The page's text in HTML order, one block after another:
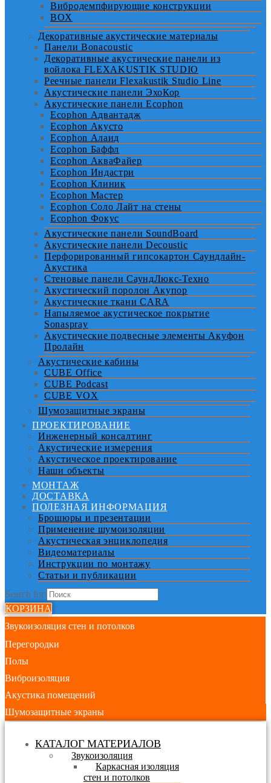
Вибродемпфирующие конструкции
BOX
Декоративные акустические материалы
Панели Bonacoustic
Декоративные акустические панели из
войлока FLEXAKUSTIK STUDIO
Реечные панели Flexakustik Studio Line
Акустические панели ЭхоКор
Акустические панели Ecophon
Ecophon Адвантадж
Ecophon Акусто
Ecophon Алаид
Ecophon Баффл
Ecophon АкваФайер
Ecophon Индастри
Ecophon Клиник
Ecophon Мастер
Ecophon Соло Лайт на стены
Ecophon Фокус
Акустические панели SoundBoard
Акустические панели Decoustic
Перфорированный гипсокартон Саундлайн-
Акустика
Стеновые панели СаундЛюкс-Техно
Акустический поролон Акупор
Акустические ткани CARA
Напыляемое акустическое покрытие
Sonaspray
Акустические подвесные элементы Акуфон
Пролайн
Акустические кабины
CUBE Office
CUBE Podcast
CUBE VOX
Шумозащитные экраны
ПРОЕКТИРОВАНИЕ
Инженерный консалтинг
Акустические измерения
Акустическое проектирование
Наши объекты
МОНТАЖ
ДОСТАВКА
ПОЛЕЗНАЯ ИНФОРМАЦИЯ
Брошюры и презентации
Применение шумоизоляции
Акустическая энциклопедия
Видеоматериалы
Инструкции по монтажу
Статьи и публикации
Search for:
КОРЗИНА
Звукоизоляция стен и потолков
Перегородки
Полы
Виброизоляция
Акустика помещений
Шумозащитные экраны
КАТАЛОГ МАТЕРИАЛОВ
Звукоизоляция
Каркасная изоляция
стен и потолков